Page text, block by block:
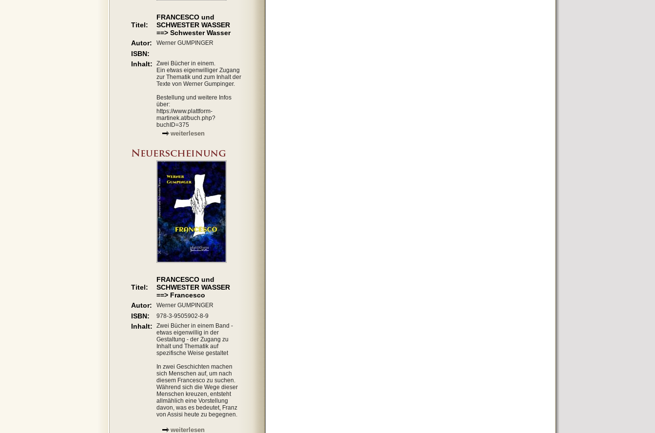
Titel:
FRANCESCO und
SCHWESTER WASSER
==> Schwester Wasser
Autor:
Werner GUMPINGER
ISBN:
Inhalt:
Zwei Bücher in einem.
Ein etwas eigenwilliger Zugang
zur Thematik und zum Inhalt der
Texte von Werner Gumpinger.
Bestellung und weitere Infos
über:
https://www.plattform-
martinek.at/buch.php?
buchID=375
weiterlesen
Titel:
FRANCESCO und
SCHWESTER WASSER
==> Francesco
Autor:
Werner GUMPINGER
ISBN: 978-3-9505902-8-9
Inhalt:
Zwei Bücher in einem Band -
etwas eigenwillig in der
Gestaltung - der Zugang zu
Inhalt und Thematik auf
spezifische Weise gestaltet
In zwei Geschichten machen
sich Menschen auf, um nach
diesem Francesco zu suchen.
Während sich die Wege dieser
Menschen kreuzen, entsteht
allmählich eine Vorstellung
davon, was es bedeutet, Franz
von Assisi heute zu begegnen.
weiterlesen